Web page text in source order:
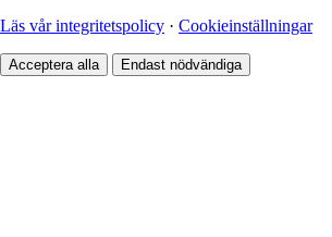
Läs vår integritetspolicy · Cookieinställningar
Acceptera alla Endast nödvändiga